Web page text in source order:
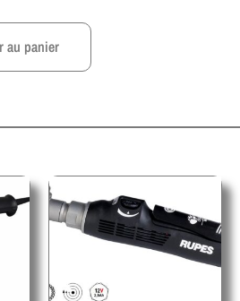
au panier